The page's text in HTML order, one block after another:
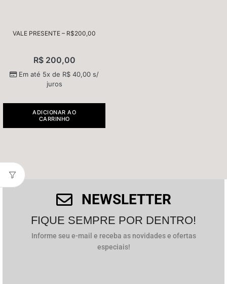
VALE PRESENTE – R$200,00
R$200,00
Em até 5x de R$ 40,00 s/
juros
ADICIONAR AO
CARRINHO
NEWSLETTER
FIQUE SEMPRE POR DENTRO!
Informe seu e-mail e receba as novidades e ofertas
especiais!